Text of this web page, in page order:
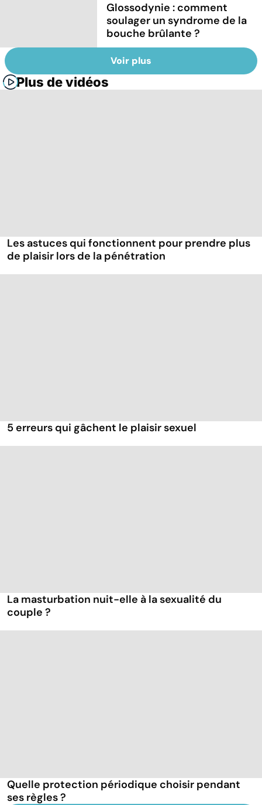
Glossodynie : comment
soulager un syndrome de la
bouche brûlante ?
Voir plus
Plus de vidéos
Les astuces qui fonctionnent pour prendre plus
de plaisir lors de la pénétration
5 erreurs qui gâchent le plaisir sexuel
La masturbation nuit-elle à la sexualité du
couple ?
Quelle protection périodique choisir pendant
ses règles ?